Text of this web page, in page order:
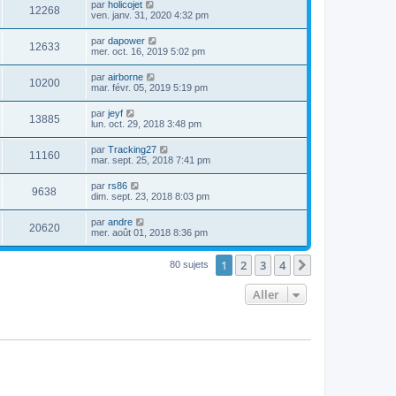
12268 par holicojet
ven. janv. 31, 2020 4:32 pm
12633 par dapower
mer. oct. 16, 2019 5:02 pm
10200 par airborne
mar. févr. 05, 2019 5:19 pm
13885 par jeyf
lun. oct. 29, 2018 3:48 pm
11160 par Tracking27
mar. sept. 25, 2018 7:41 pm
9638 par rs86
dim. sept. 23, 2018 8:03 pm
20620 par andre
mer. août 01, 2018 8:36 pm
80 sujets 1 2 3 4
Aller